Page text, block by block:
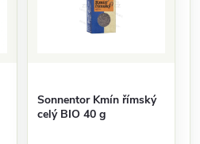
Sonnentor Kmín římský
celý BIO 40 g